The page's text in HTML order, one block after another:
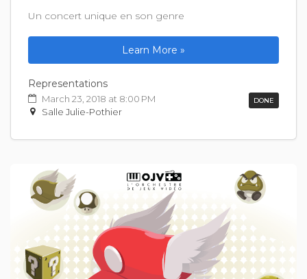
Un concert unique en son genre
Learn More »
Representations
March 23, 2018 at 8:00 PM DONE
Salle Julie-Pothier